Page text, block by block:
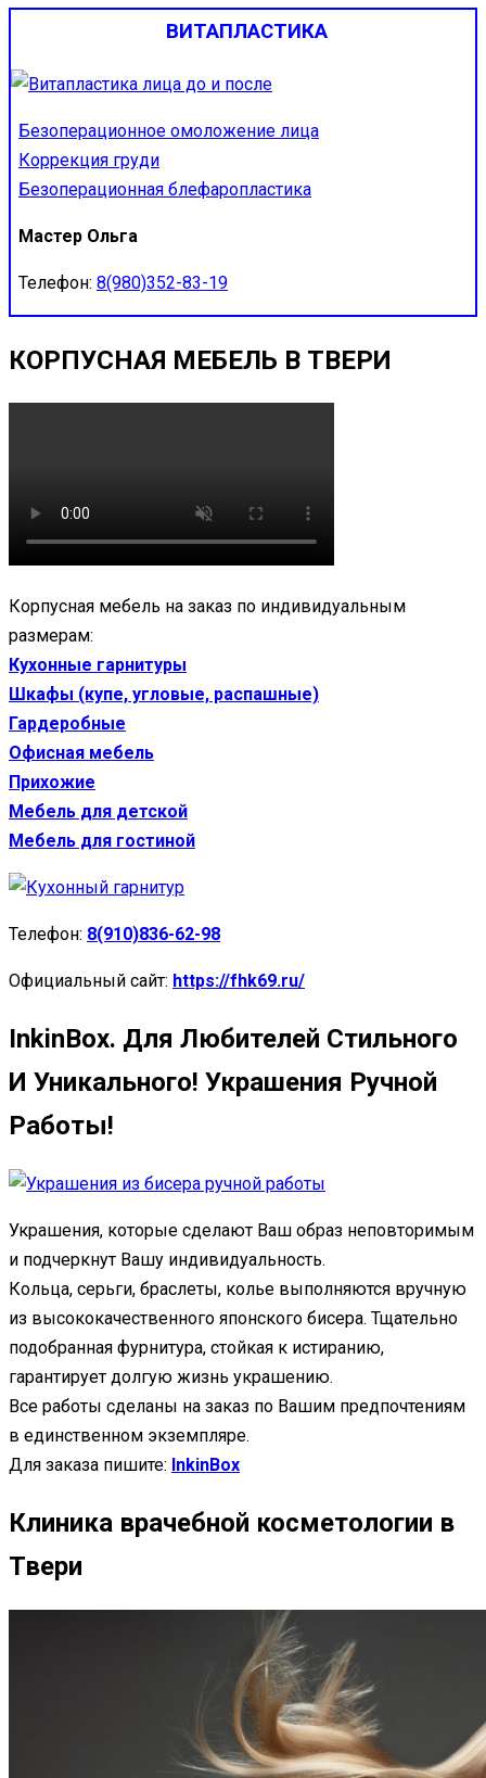
ВИТАПЛАСТИКА
Безоперационное омоложение лица
Коррекция груди
Безоперационная блефаропластика
Мастер Ольга
Телефон: 8(980)352-83-19
КОРПУСНАЯ МЕБЕЛЬ В ТВЕРИ
Корпусная мебель на заказ по индивидуальным
размерам:
Кухонные гарнитуры
Шкафы (купе, угловые, распашные)
Гардеробные
Офисная мебель
Прихожие
Мебель для детской
Мебель для гостиной
Телефон: 8(910)836-62-98
Официальный сайт: https://fhk69.ru/
InkinBox. Для Любителей Стильного
И Уникального! Украшения Ручной
Работы!
Украшения, которые сделают Ваш образ неповторимым
и подчеркнут Вашу индивидуальность.
Кольца, серьги, браслеты, колье выполняются вручную
из высококачественного японского бисера. Тщательно
подобранная фурнитура, стойкая к истиранию,
гарантирует долгую жизнь украшению.
Все работы сделаны на заказ по Вашим предпочтениям
в единственном экземпляре.
Для заказа пишите: InkinBox
Клиника врачебной косметологии в
Твери